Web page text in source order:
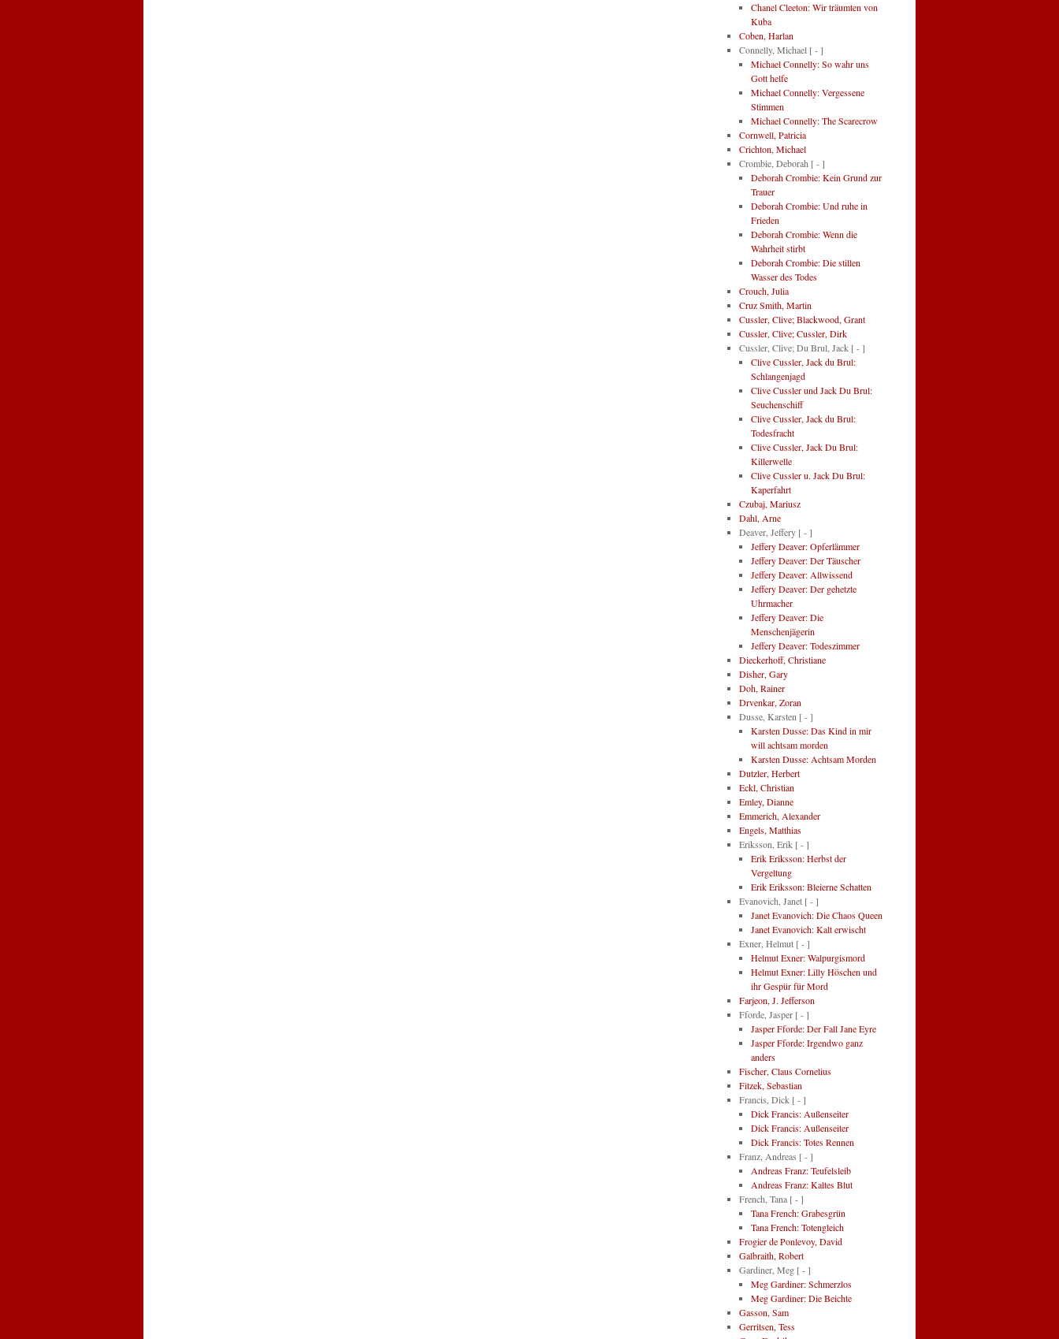
Chanel Cleeton: Wir träumten von
Kuba
Coben, Harlan
Connelly, Michael [ - ]
Michael Connelly: So wahr uns
Gott helfe
Michael Connelly: Vergessene
Stimmen
Michael Connelly: The Scarecrow
Cornwell, Patricia
Crichton, Michael
Crombie, Deborah [ - ]
Deborah Crombie: Kein Grund zur
Trauer
Deborah Crombie: Und ruhe in
Frieden
Deborah Crombie: Wenn die
Wahrheit stirbt
Deborah Crombie: Die stillen
Wasser des Todes
Crouch, Julia
Cruz Smith, Martin
Cussler, Clive; Blackwood, Grant
Cussler, Clive; Cussler, Dirk
Cussler, Clive; Du Brul, Jack [ - ]
Clive Cussler, Jack du Brul:
Schlangenjagd
Clive Cussler und Jack Du Brul:
Seuchenschiff
Clive Cussler, Jack du Brul:
Todesfracht
Clive Cussler, Jack Du Brul:
Killerwelle
Clive Cussler u. Jack Du Brul:
Kaperfahrt
Czubaj, Mariusz
Dahl, Arne
Deaver, Jeffery [ - ]
Jeffery Deaver: Opferlämmer
Jeffery Deaver: Der Täuscher
Jeffery Deaver: Allwissend
Jeffery Deaver: Der gehetzte
Uhrmacher
Jeffery Deaver: Die
Menschenjägerin
Jeffery Deaver: Todeszimmer
Dieckerhoff, Christiane
Disher, Gary
Doh, Rainer
Drvenkar, Zoran
Dusse, Karsten [ - ]
Karsten Dusse: Das Kind in mir
will achtsam morden
Karsten Dusse: Achtsam Morden
Dutzler, Herbert
Eckl, Christian
Emley, Dianne
Emmerich, Alexander
Engels, Matthias
Eriksson, Erik [ - ]
Erik Eriksson: Herbst der
Vergeltung
Erik Eriksson: Bleierne Schatten
Evanovich, Janet [ - ]
Janet Evanovich: Die Chaos Queen
Janet Evanovich: Kalt erwischt
Exner, Helmut [ - ]
Helmut Exner: Walpurgismord
Helmut Exner: Lilly Höschen und
ihr Gespür für Mord
Farjeon, J. Jefferson
Fforde, Jasper [ - ]
Jasper Fforde: Der Fall Jane Eyre
Jasper Fforde: Irgendwo ganz
anders
Fischer, Claus Cornelius
Fitzek, Sebastian
Francis, Dick [ - ]
Dick Francis: Außenseiter
Dick Francis: Außenseiter
Dick Francis: Totes Rennen
Franz, Andreas [ - ]
Andreas Franz: Teufelsleib
Andreas Franz: Kaltes Blut
French, Tana [ - ]
Tana French: Grabesgrün
Tana French: Totengleich
Frogier de Ponlevoy, David
Galbraith, Robert
Gardiner, Meg [ - ]
Meg Gardiner: Schmerzlos
Meg Gardiner: Die Beichte
Gasson, Sam
Gerritsen, Tess